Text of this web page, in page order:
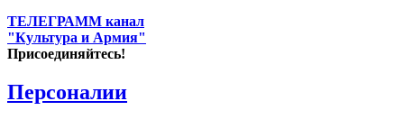
ТЕЛЕГРАММ канал
"Культура и Армия"
Присоединяйтесь!
Персоналии